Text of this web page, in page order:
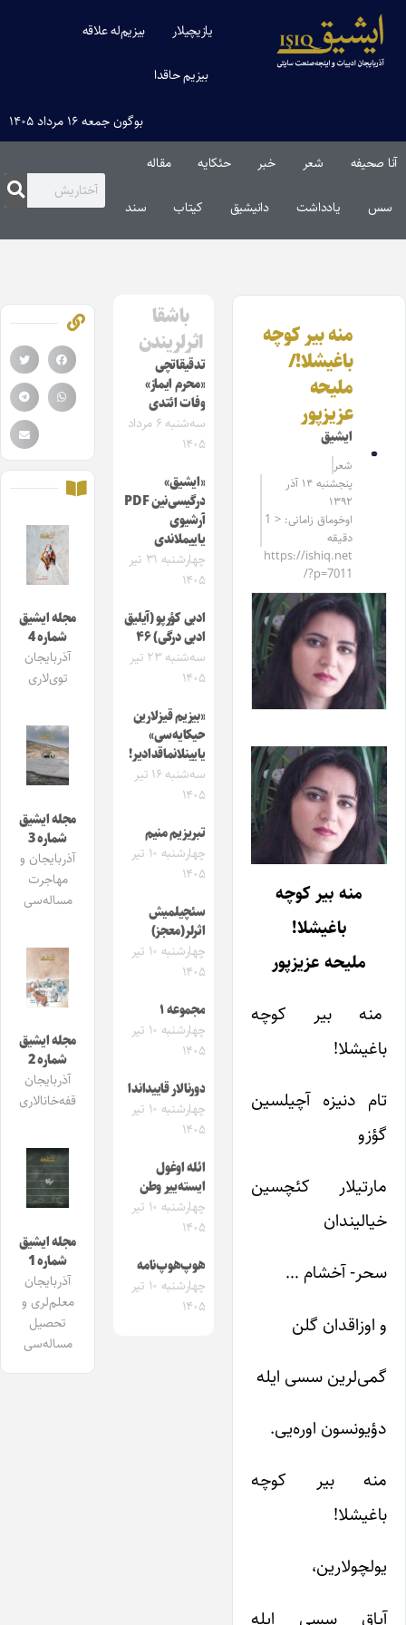
یازیچیلار بیزیم‌له علاقه
بیزیم حاقدا
بوگون جمعه ۱۶ مرداد ۱۴۰۵
آنا صحیفه شعر خبر حئکایه مقاله‌
سس یادداشت دانیشیق کیتاب سند
منه بیر کوچه
باغیشلا!/
ملیحه
عزیزپور
ایشیق
شعر
پنجشنبه ۱۴ آذر
۱۳۹۲
اوخوماق زامانی: < 1
دقیقه
https://ishiq.net
/?p=7011
منه بیر کوچه
باغیشلا!
ملیحه عزیزپور
منه بیر کوچه
باغیشلا!
تام دنیزه آچیلسین
گؤزو
مارتیلار کئچسین
خیالیندان
سحر- آخشام …
و اوزاقدان گلن
گمی‌لرین سسی ایله
دؤیونسون اوره‌یی.
منه بیر کوچه
باغیشلا!
یولچولارین،
آیاق سسی ایله
باشقا
اثرلریندن
تدقیقاتچی
«محرم ایماز»
وفات ائتدی
سه‌شنبه ۶ مرداد
۱۴۰۵
«ایشیق»
درگیسی‌نین PDF
آرشیوی
یاییملاندی
چهارشنبه ۳۱ تیر
۱۴۰۵
ادبی کؤرپو (آیلیق
ادبی درگی) ۴۶
سه‌شنبه ۲۳ تیر
۱۴۰۵
«بیزیم قیزلارین
حیکایه‌سی»
یایینلانماقدادیر!
سه‌شنبه ۱۶ تیر
۱۴۰۵
تبریزیم منیم
چهارشنبه ۱۰ تیر
۱۴۰۵
سئچیلمیش
اثرلر(معجز)
چهارشنبه ۱۰ تیر
۱۴۰۵
مجموعه ۱
چهارشنبه ۱۰ تیر
۱۴۰۵
دورنالار قاییداندا
چهارشنبه ۱۰ تیر
۱۴۰۵
ائله اوغول
ایسته‌ییر وطن
چهارشنبه ۱۰ تیر
۱۴۰۵
هوپ‌هوپ‌نامه
چهارشنبه ۱۰ تیر
۱۴۰۵
مجله ایشیق
شماره 4
آذربایجان
توی‌لاری
مجله ایشیق
شماره 3
آذربایجان و
مهاجرت
مساله‌سی
مجله ایشیق
شماره 2
آذربایجان
قفه‌خانالاری
مجله ایشیق
شماره 1
آذربایجان
معلم‌لری و
تحصیل
مساله‌سی